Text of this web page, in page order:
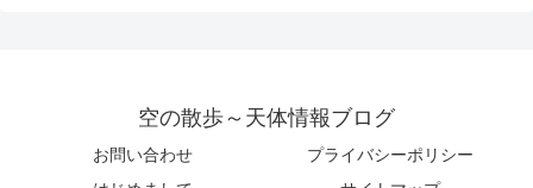
空の散歩～天体情報ブログ
お問い合わせ
プライバシーポリシー